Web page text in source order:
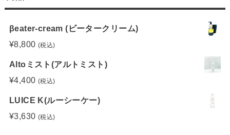
βeater-cream (ビータークリーム)
¥8,800 (税込)
Altoミスト(アルトミスト)
¥4,400 (税込)
LUICE K(ルーシーケー)
¥3,630 (税込)